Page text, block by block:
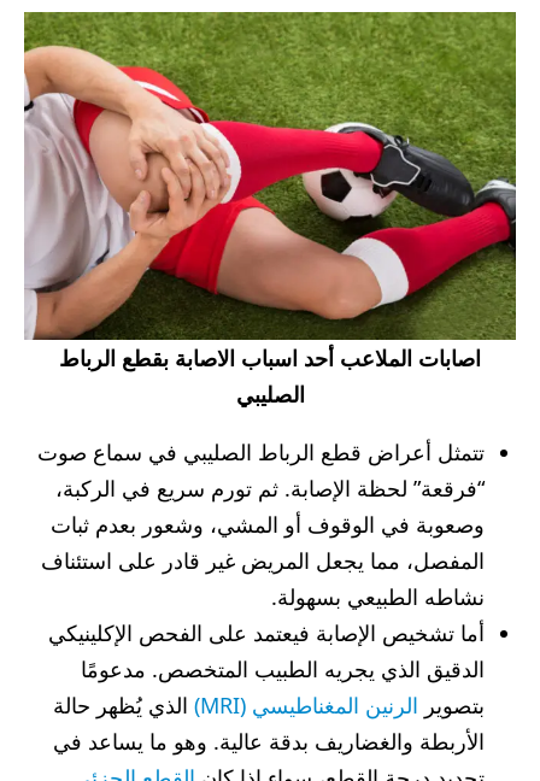
اصابات الملاعب أحد اسباب الاصابة بقطع الرباط
الصليبي
تتمثل أعراض قطع الرباط الصليبي في سماع صوت
“فرقعة” لحظة الإصابة. ثم تورم سريع في الركبة،
وصعوبة في الوقوف أو المشي، وشعور بعدم ثبات
المفصل، مما يجعل المريض غير قادر على استئناف
نشاطه الطبيعي بسهولة.
أما تشخيص الإصابة فيعتمد على الفحص الإكلينيكي
الدقيق الذي يجريه الطبيب المتخصص. مدعومًا
بتصوير الرنين المغناطيسي (MRI)
الذي يُظهر حالة
الأربطة والغضاريف بدقة عالية. وهو ما يساعد في